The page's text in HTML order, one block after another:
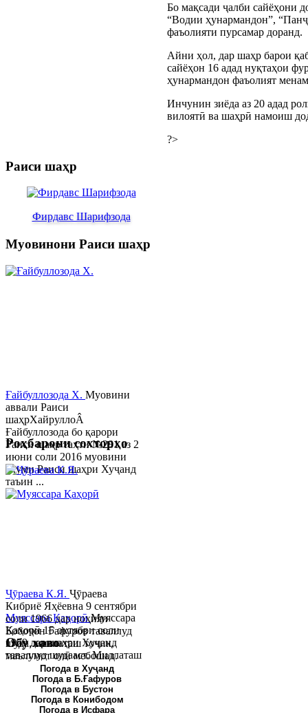
Бо мақсади ҷалби сайёҳони
“Водии ҳунармандон”,
фаъолияти пурсамар доранд.
Айни ҳол, дар шаҳр барои
сайёҳон 16 адад нуқтаҳои
ҳунармандон фаъолият
Инчунин зиёда аз 20 адад
вилоятӣ ва шаҳрӣ намоиш
?>
Раиси шаҳр
Фирдавс Шарифзода
Муовинони Раиси шаҳр
Ғайбуллозода Х. Муовини
аввали Раиси
шаҳрХайруллоÂ
Ғайбуллозода бо қарори
Раиси шаҳр таҳти №281 аз 2
июни соли 2016 муовини
якуми Раиси шаҳри Хуҷанд
таъин ...
Муяссара ҚаҳорӣМуяссара
Қаҳорӣ 15 октябри соли
1979 дар шаҳри Хуҷанд
таваллуд шудааст. Миллаташ
тоҷик. Маълумот олӣ. Соли
2002 Донишгоҳи давлатии
Хуҷанд ба...
Роҳбарони сохторҳо
Ҷӯраева К.Я. Ҷӯраева
Кибриё Яҳёевна 9 сентябри
соли 1966 дар ноҳияи
Бобоҷон Ғафуров таваллуд
шуда, миллаташ тоҷик,
маълумот олӣ мебошад.
Соли 1997 Донишг...
Обу хаво
Погода в Хуҷанд
Погода в Б.Ғафуров
Погода в Бустон
Погода в Конибодом
Погода в Исфара